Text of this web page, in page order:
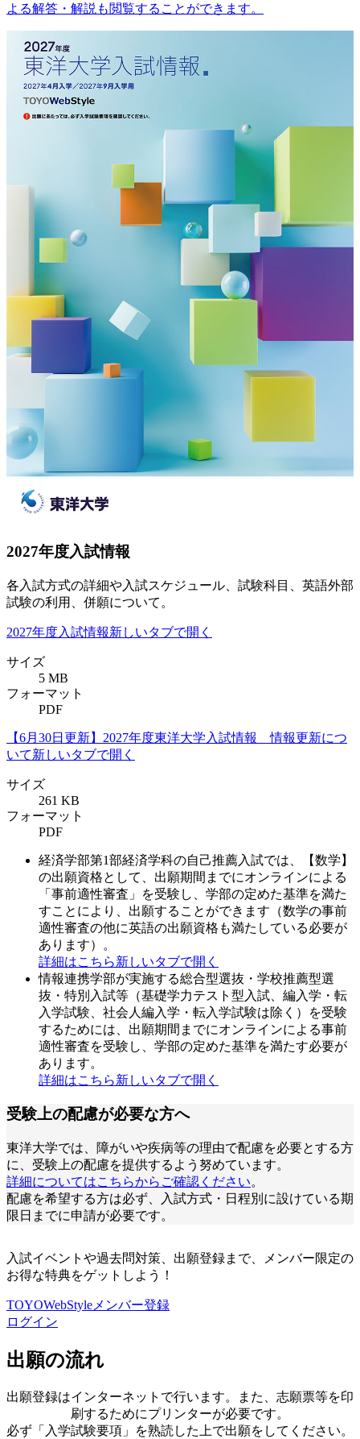
よる解答・解説も閲覧することができます。
2027年度入試情報
各入試方式の詳細や入試スケジュール、試験科目、英語外部
試験の利用、併願について。
2027年度入試情報新しいタブで開く
サイズ
5 MB
フォーマット
PDF
【6月30日更新】2027年度東洋大学入試情報 情報更新につ
いて新しいタブで開く
サイズ
261 KB
フォーマット
PDF
経済学部第1部経済学科の自己推薦入試では、【数学】
の出願資格として、出願期間までにオンラインによる
「事前適性審査」を受験し、学部の定めた基準を満た
すことにより、出願することができます（数学の事前
適性審査の他に英語の出願資格も満たしている必要が
あります）。
詳細はこちら新しいタブで開く
情報連携学部が実施する総合型選抜・学校推薦型選
抜・特別入試等（基礎学力テスト型入試、編入学・転
入学試験、社会人編入学・転入学試験は除く）を受験
するためには、出願期間までにオンラインによる事前
適性審査を受験し、学部の定めた基準を満たす必要が
あります。
詳細はこちら新しいタブで開く
受験上の配慮が必要な方へ
東洋大学では、障がいや疾病等の理由で配慮を必要とする方
に、受験上の配慮を提供するよう努めています。
詳細についてはこちらからご確認ください。
配慮を希望する方は必ず、入試方式・日程別に設けている期
限日までに申請が必要です。
入試イベントや過去問対策、出願登録まで、メンバー限定の
お得な特典をゲットしよう！
TOYOWebStyleメンバー登録
ログイン
出願の流れ
出願登録はインターネットで⾏います。また、志願票等を印
刷するためにプリンターが必要です。
必ず「⼊学試験要項」を熟読した上で出願をしてください。